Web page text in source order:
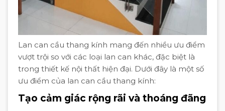
Lan can cầu thang kính mang đến nhiều ưu điểm
vượt trội so với các loại lan can khác, đặc biệt là
trong thiết kế nội thất hiện đại. Dưới đây là một số
ưu điểm của lan can cầu thang kính:
Tạo cảm giác rộng rãi và thoáng đãng